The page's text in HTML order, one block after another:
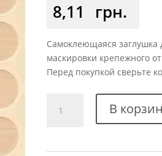
8,11 грн.
Самоклеющаяся заглушка
маскировки крепежного
Перед покупкой сверьте
товара
В